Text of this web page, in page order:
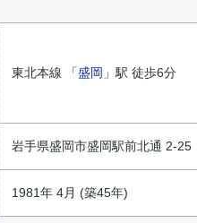
東北本線 「盛岡 」駅 徒歩6分
岩手県盛岡市盛岡駅前北通 2-25
1981年 4月 (築45年)